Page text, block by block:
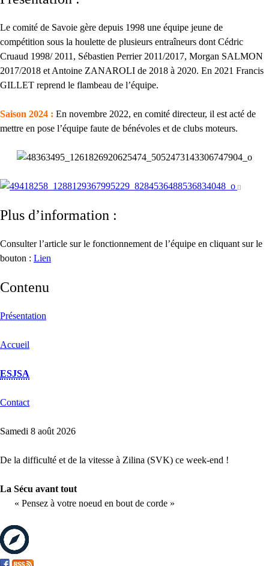
Le comité de Savoie gère depuis 1998 une équipe jeune de
compétition sous la houlette de plusieurs entraîneurs dont Cédric
Cruaud 1998/ 2011, Sébastien Perrier 2011/2017, Morgan SALMON
2017/2018 et Antoine ZANAROLI de 2018 à 2020. En 2021 Francis
GILLET reprend le flambeau de l’équipe.
Saison 2024 : En novembre 2022, en comité directeur, il est acté de
mettre en pose l’équipe faute de bénévoles et de clubs moteurs.
Plus d’information :
Consulter l’article sur le fonctionnement de l’équipe en cliquant sur le
bouton : Lien
Contenu
Présentation
Accueil
ESJSA
Contact
Samedi 8 août 2026
De la difficulté et de la vitesse à Zilina (SVK) ce week-end !
La Sécu avant tout
« Pensez à votre noeud en bout de corde »